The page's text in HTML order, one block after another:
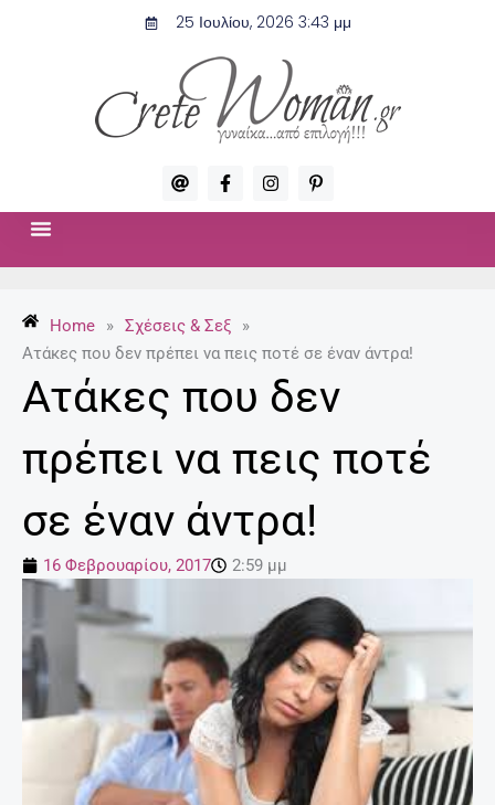
25 Ιουλίου, 2026 3:43 μμ
A
t
F
a
c
-
f
I
n
s
P
i
n
p
Home » Σχέσεις & Σεξ
»
Ατάκες που δεν πρέπει να πεις ποτέ σε έναν άντρα!
Ατάκες που δεν
πρέπει να πεις ποτέ
σε έναν άντρα!
16 Φεβρουαρίου, 2017 2:59 μμ